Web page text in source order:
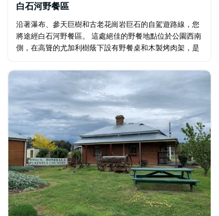
白石河野餐區
沿著瀑布、參天巨樹和古老花崗岩巨石的自駕遊路線，您
將途經白石河野餐區。 這處絕佳的野餐地點位於公園西南
側，在高聳的尤加利樹蔭下設有野餐桌和木製烤肉架，是
具有重要的意義…